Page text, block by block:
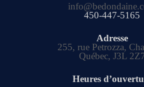
450-447-5165
Adresse
255, rue Petrozza,
Québec, J3L
Heures